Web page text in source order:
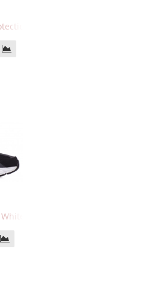
Pack Turtledove
Silver